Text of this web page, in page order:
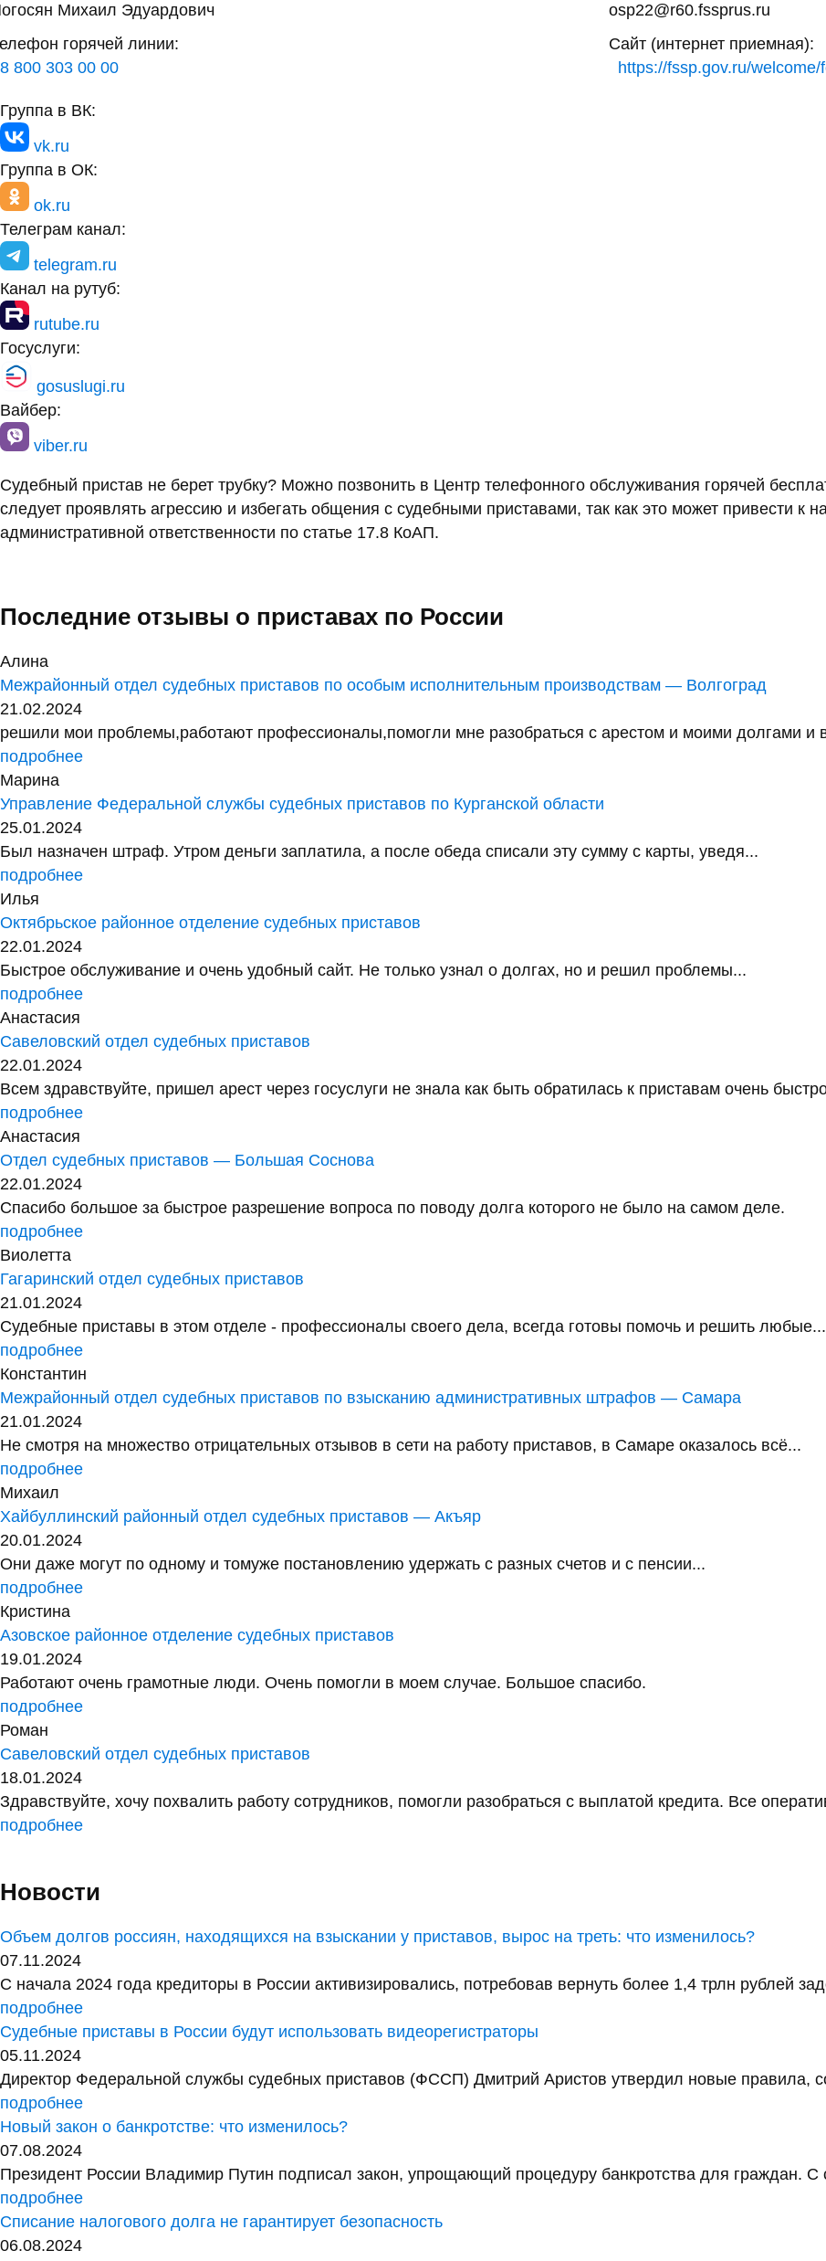
Михаил Эдуардович
osp22@r60.fssprus.ru
горячей линии:
8 800 303 00 00
Сайт (интернет приемная):
https://fssp.gov.ru/welcome/
Группа в ВК:
vk.ru
Группа в ОК:
ok.ru
Телеграм канал:
telegram.ru
Канал на рутуб:
rutube.ru
Госуслуги:
gosuslugi.ru
Вайбер:
viber.ru
Судебный пристав не берет трубку? Можно позвонить в Центр телефонного обслуживания горячей
следует проявлять агрессию и избегать общения с судебными приставами, так как это может привести
административной ответственности по статье 17.8 КоАП.
Последние отзывы о приставах по России
Алина
Межрайонный отдел судебных приставов по особым исполнительным производствам — Волгоград
21.02.2024
решили мои проблемы,работают профессионалы,помогли мне разобраться с арестом и моими долгами и
подробнее
Марина
Управление Федеральной службы судебных приставов по Курганской области
25.01.2024
Был назначен штраф. Утром деньги заплатила, а после обеда списали эту сумму с карты, уведя...
подробнее
Илья
Октябрьское районное отделение судебных приставов
22.01.2024
Быстрое обслуживание и очень удобный сайт. Не только узнал о долгах, но и решил проблемы...
подробнее
Анастасия
Савеловский отдел судебных приставов
22.01.2024
Всем здравствуйте, пришел арест через госуслуги не знала как быть обратилась к приставам очень
подробнее
Анастасия
Отдел судебных приставов — Большая Соснова
22.01.2024
Спасибо большое за быстрое разрешение вопроса по поводу долга которого не было на самом деле.
подробнее
Виолетта
Гагаринский отдел судебных приставов
21.01.2024
Судебные приставы в этом отделе - профессионалы своего дела, всегда готовы помочь и решить любые...
подробнее
Константин
Межрайонный отдел судебных приставов по взысканию административных штрафов — Самара
21.01.2024
Не смотря на множество отрицательных отзывов в сети на работу приставов, в Самаре оказалось всё...
подробнее
Михаил
Хайбуллинский районный отдел судебных приставов — Акъяр
20.01.2024
Они даже могут по одному и томуже постановлению удержать с разных счетов и с пенсии...
подробнее
Кристина
Азовское районное отделение судебных приставов
19.01.2024
Работают очень грамотные люди. Очень помогли в моем случае. Большое спасибо.
подробнее
Роман
Савеловский отдел судебных приставов
18.01.2024
Здравствуйте, хочу похвалить работу сотрудников, помогли разобраться с выплатой кредита. Все
подробнее
Новости
Объем долгов россиян, находящихся на взыскании у приставов, вырос на треть: что изменилось?
07.11.2024
С начала 2024 года кредиторы в России активизировались, потребовав вернуть более 1,4 трлн рублей
подробнее
Судебные приставы в России будут использовать видеорегистраторы
05.11.2024
Директор Федеральной службы судебных приставов (ФССП) Дмитрий Аристов утвердил новые правила,
подробнее
Новый закон о банкротстве: что изменилось?
07.08.2024
Президент России Владимир Путин подписал закон, упрощающий процедуру банкротства для граждан. С
подробнее
Списание налогового долга не гарантирует безопасность
06.08.2024